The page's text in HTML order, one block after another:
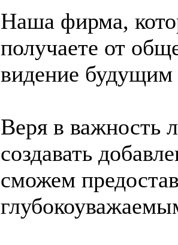
Наша фирма,
получаете от
видение будущим
Веря в важность
создавать
сможем